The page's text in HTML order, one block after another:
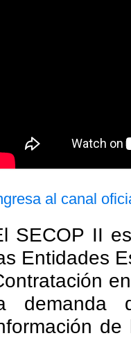
al canal
SECOP II
Entidades
demanda
de